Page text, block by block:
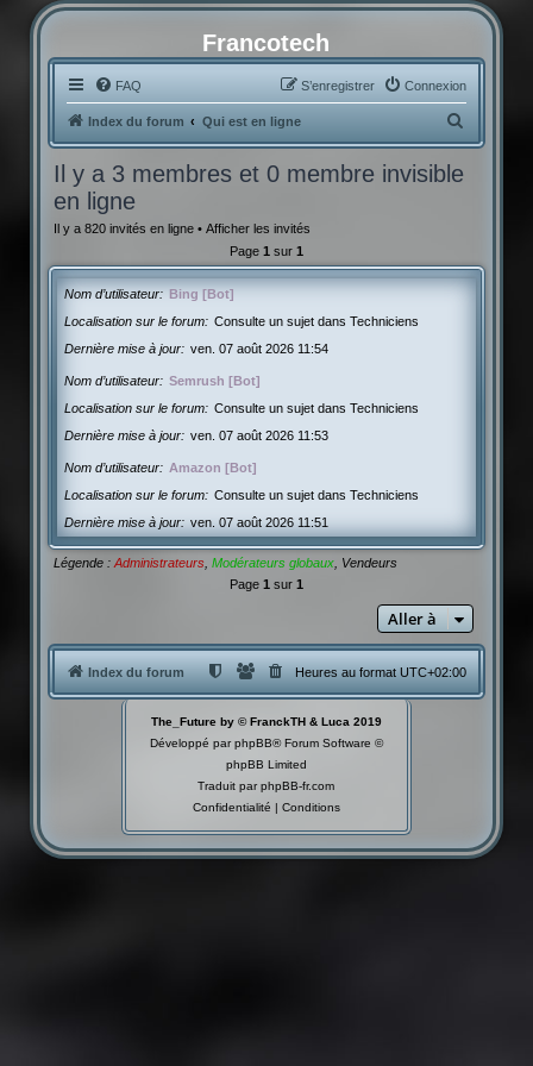
Francotech
FAQ Connexion
S’enregistrer
Index du forum Qui est en ligne
e
r
Il y a 3 membres et 0 membre invisible
en ligne
Il y a 820 invités en ligne • Afficher les invités
Page 1 sur 1
Nom d’utilisateur
Bing [Bot]
Localisation sur le forum
Consulte un sujet dans Techniciens
Dernière mise à jour
ven. 07 août 2026 11:54
Nom d’utilisateur
Semrush [Bot]
Localisation sur le forum
Consulte un sujet dans Techniciens
Dernière mise à jour
ven. 07 août 2026 11:53
Nom d’utilisateur
Amazon [Bot]
Localisation sur le forum
Consulte un sujet dans Techniciens
Dernière mise à jour
ven. 07 août 2026 11:51
Légende : Administrateurs, Modérateurs globaux, Vendeurs
Page 1sur 1
Aller à
Index du forum Heures au formatUTC+02:00
The_Future by © FranckTH & Luca 2019
Développé parphpBB® Forum Software ©
phpBB Limited
Traduit parphpBB-fr.com
Confidentialité
Conditions